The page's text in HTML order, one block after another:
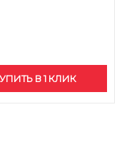
В 1 КЛИК